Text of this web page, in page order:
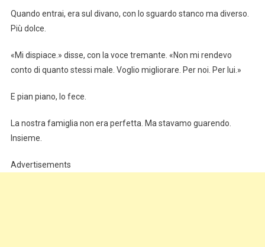
Quando entrai, era sul divano, con lo sguardo stanco ma diverso.
Più dolce.
«Mi dispiace.» disse, con la voce tremante. «Non mi rendevo
conto di quanto stessi male. Voglio migliorare. Per noi. Per lui.»
E pian piano, lo fece.
La nostra famiglia non era perfetta. Ma stavamo guarendo.
Insieme.
Advertisements